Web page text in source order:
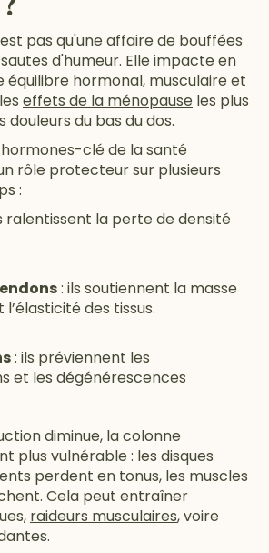
pas qu'une affaire de bouffées
d'humeur. Elle impacte en
hormonal, musculaire et
effets de la ménopause les plus
douleurs du bas du dos.
clé de la santé
rôle protecteur sur plusieurs
:
ralentissent la perte de densité
: ils soutiennent la masse
des tissus.
: ils préviennent les
et les dégénérescences
diminue, la colonne
plus vulnérable : les disques
perdent en tonus, les muscles
Cela peut entraîner
raideurs musculaires, voire